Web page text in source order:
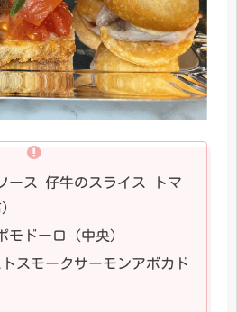
ース 仔牛のスライス トマ
モドーロ（中央）
スモークサーモンアボカド